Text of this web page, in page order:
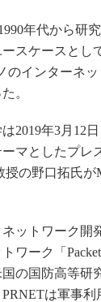
年代から研
スケースとし
のインターネ
。
2019年3月12
ーマとしたプレ
授の野口拓氏
ットワーク開
ワーク「
国の国防高等研
は軍事